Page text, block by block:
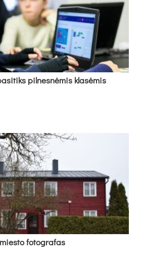
pil­nes­nė­mis kla­sė­mis
fo­tog­ra­fas